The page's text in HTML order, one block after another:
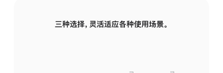
三种选择，灵活适应各种使用场景。